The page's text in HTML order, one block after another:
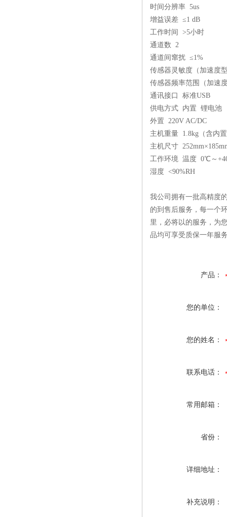
时间分辨率 5us
增益误差 ≤1 dB
工作时间 >5小时
通道数 2
通道间窜扰 ≤1%
传感器灵敏度（加速度
传感器频率范围（加速
通讯接口 标准USB
供电方式 内置 锂电池
外置 220V AC/DC
主机重量 1.8kg（含内
主机尺寸
工作环境 温度 0℃～
湿度 <90%RH
我公司拥有一批高精度
的到售后服务，每一个
里，必将以的服务，为
品均可享受质保一年服
产品：
您的单位：
您的姓名：
联系电话：
常用邮箱：
省份：
详细地址：
补充说明：